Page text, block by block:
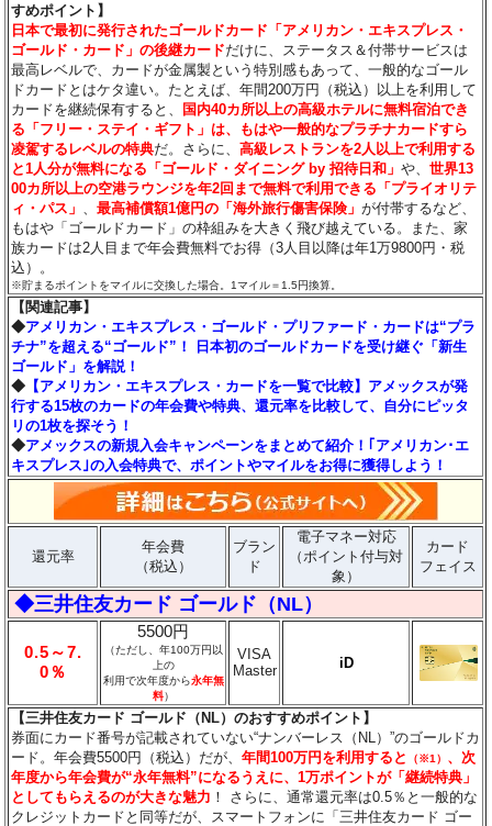
すめポイント】
日本で最初に発行されたゴールドカード「アメリカン・エキスプレス・
ゴールド・カード」の後継カードだけに、ステータス＆付帯サービスは
最高レベルで、カードが金属製という特別感もあって、一般的なゴール
ドカードとはケタ違い。たとえば、年間200万円（税込）以上を利用して
カードを継続保有すると、
国内40カ所以上の高級ホテルに無料宿泊でき
る「フリー・ステイ・ギフト」は、もはや一般的なプラチナカードすら
凌駕するレベルの特典だ。さらに、高級レストランを2人以上で利用する
と1人分が無料になる「ゴールド・ダイニング by 招待日和」や、世界13
00カ所以上の空港ラウンジを年2回まで無料で利用できる「プライオリテ
ィ・パス」
、最高補償額1億円の「海外旅行傷害保険」が付帯するなど、
もはや「ゴールドカード」の枠組みを大きく飛び越えている。また、家
族カードは2人目まで年会費無料でお得（3人目以降は年1万9800円・税
込）。
※貯まるポイントをマイルに交換した場合。1マイル＝1.5円換算。
【関連記事】
◆アメリカン・エキスプレス・ゴールド・プリファード・カードは“プラ
チナ”を超える“ゴールド”！ 日本初のゴールドカードを受け継ぐ「新生
ゴールド」を解説！
◆ 【アメリカン・エキスプレス・カードを一覧で比較】アメックスが発
行する15枚のカードの年会費や特典、還元率を比較して、自分にピッタ
リの1枚を探そう！
◆アメックスの新規入会キャンペーンをまとめて紹介！｢アメリカン･エ
キスプレス｣の入会特典で、ポイントやマイルをお得に獲得しよう！
還元率
年会費
（税込）
ブラン
ド
電子マネー対応
（ポイント付与対
象）
カード
フェイス
◆三井住友カード ゴールド（NL）
0.5～7.
0％
5500円
（ただし、年100万円以
上の
利用で次年度から永年無
料）
VISA
Master
iD
【三井住友カード ゴールド（NL）のおすすめポイント】
券面にカード番号が記載されていない“ナンバーレス（NL）”のゴールドカ
ード。年会費5500円（税込）だが、年間100万円を利用すると （※1） 、次
年度から年会費が“永年無料”になるうえに、1万ポイントが「継続特典」
としてもらえるのが大きな魅力 ！ さらに、通常還元率は0.5％と一般的な
クレジットカードと同等だが、スマートフォンに「三井住友カード ゴー